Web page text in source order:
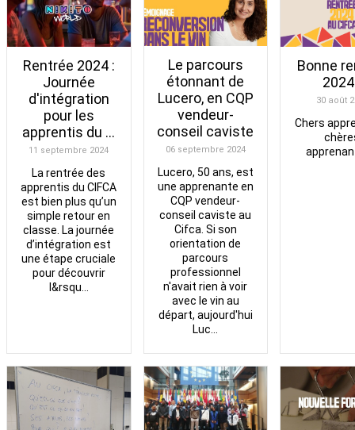
Rentrée 2024 :
Journée
d'intégration
pour les
apprentis du ...
11 septembre 2024
La rentrée des
apprentis du CIFCA
est bien plus qu’un
simple retour en
classe. La journée
d’intégration est
une étape cruciale
pour découvrir
l&rsqu...
Le parcours
étonnant de
Lucero, en CQP
vendeur-
conseil caviste
06 septembre 2024
Lucero, 50 ans, est
une apprenante en
CQP vendeur-
conseil caviste au
Cifca. Si son
orientation de
parcours
professionnel
n'avait rien à voir
avec le vin au
départ, aujourd'hui
Luc...
Bonne
30 août
Chers